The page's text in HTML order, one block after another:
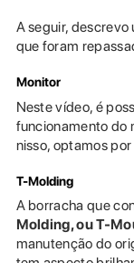
A seguir,
que foram
Monitor
Neste vídeo, é
funcionamento do
nisso, optamos por
T-Molding
A borracha que
Molding, ou T-
manutenção do